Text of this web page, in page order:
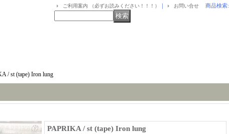
ご利用案内 （必ずお読みください！！！） ｜ お問い合せ 商品検索:
/ st (tape) Iron lung
PAPRIKA / st (tape) Iron lung